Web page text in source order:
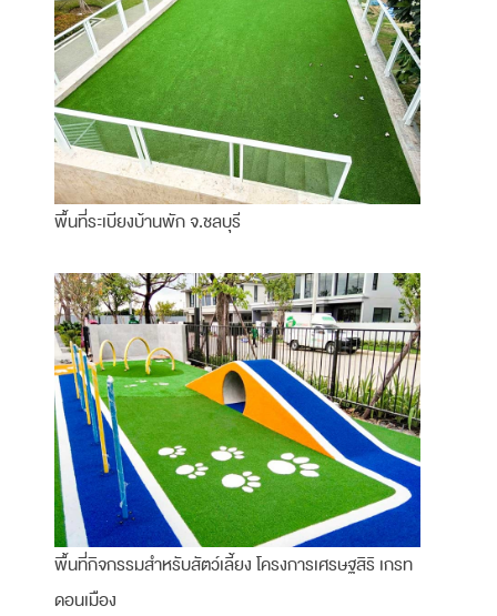
พื้นที่ระเบียงบ้านพัก จ.ชลบุรี
พื้นที่กิจกรรมสำหรับสัตว์เลี้ยง โครงการเศรษฐสิริ เกรท
ดอนเมือง